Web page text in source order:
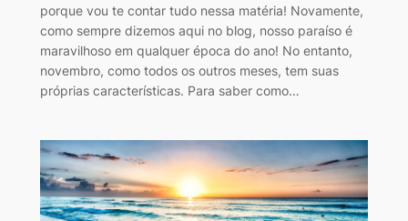
porque vou te contar tudo nessa matéria! Novamente,
como sempre dizemos aqui no blog, nosso paraíso é
maravilhoso em qualquer época do ano! No entanto,
novembro, como todos os outros meses, tem suas
próprias características. Para saber como…